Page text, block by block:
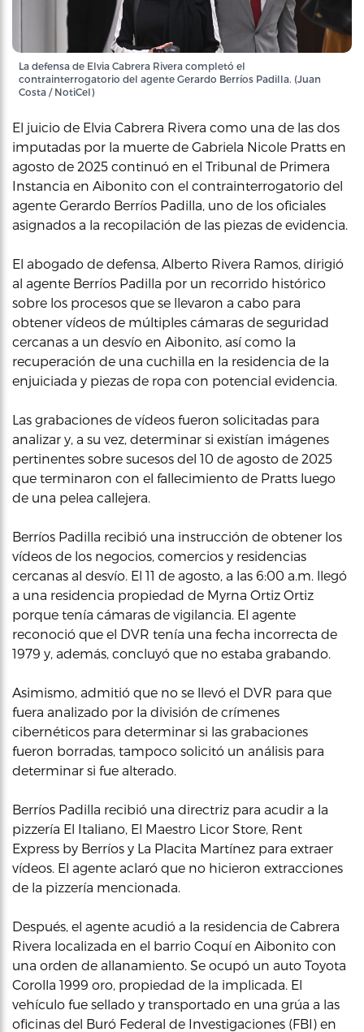
La defensa de Elvia Cabrera Rivera completó el
contrainterrogatorio del agente Gerardo Berríos Padilla. (Juan
Costa / NotiCel)
El juicio de Elvia Cabrera Rivera como una de las dos
imputadas por la muerte de Gabriela Nicole Pratts en
agosto de 2025 continuó en el Tribunal de Primera
Instancia en Aibonito con el contrainterrogatorio del
agente Gerardo Berríos Padilla, uno de los oficiales
asignados a la recopilación de las piezas de evidencia.
El abogado de defensa, Alberto Rivera Ramos, dirigió
al agente Berríos Padilla por un recorrido histórico
sobre los procesos que se llevaron a cabo para
obtener vídeos de múltiples cámaras de seguridad
cercanas a un desvío en Aibonito, así como la
recuperación de una cuchilla en la residencia de la
enjuiciada y piezas de ropa con potencial evidencia.
Las grabaciones de vídeos fueron solicitadas para
analizar y, a su vez, determinar si existían imágenes
pertinentes sobre sucesos del 10 de agosto de 2025
que terminaron con el fallecimiento de Pratts luego
de una pelea callejera.
Berríos Padilla recibió una instrucción de obtener los
vídeos de los negocios, comercios y residencias
cercanas al desvío. El 11 de agosto, a las 6:00 a.m. llegó
a una residencia propiedad de Myrna Ortiz Ortiz
porque tenía cámaras de vigilancia. El agente
reconoció que el DVR tenía una fecha incorrecta de
1979 y, además, concluyó que no estaba grabando.
Asimismo, admitió que no se llevó el DVR para que
fuera analizado por la división de crímenes
cibernéticos para determinar si las grabaciones
fueron borradas, tampoco solicitó un análisis para
determinar si fue alterado.
Berríos Padilla recibió una directriz para acudir a la
pizzería El Italiano, El Maestro Licor Store, Rent
Express by Berríos y La Placita Martínez para extraer
vídeos. El agente aclaró que no hicieron extracciones
de la pizzería mencionada.
Después, el agente acudió a la residencia de Cabrera
Rivera localizada en el barrio Coquí en Aibonito con
una orden de allanamiento. Se ocupó un auto Toyota
Corolla 1999 oro, propiedad de la implicada. El
vehículo fue sellado y transportado en una grúa a las
oficinas del Buró Federal de Investigaciones (FBI) en